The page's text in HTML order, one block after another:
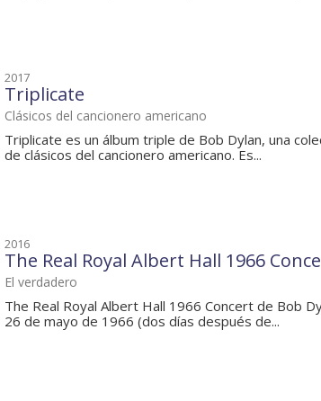
2017
Triplicate
Clásicos del cancionero americano
Triplicate es un álbum triple de Bob Dylan, una
de clásicos del cancionero americano. Es...
2016
The Real Royal Albert Hall 1966
El verdadero
The Real Royal Albert Hall 1966 Concert de Bob
26 de mayo de 1966 (dos días después de...